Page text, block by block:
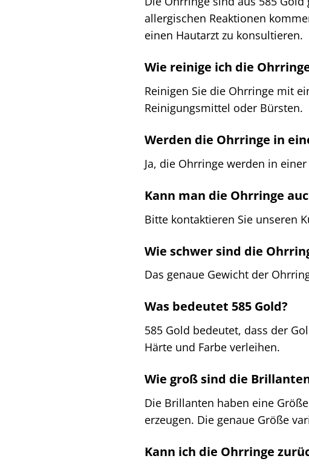
allergischen Reaktionen
einen Hautarzt zu konsultieren.
Wie reinige ich die
Reinigen Sie die Ohrringe mit
Reinigungsmittel oder Bürsten.
Werden die Ohrringe in
Ja, die Ohrringe werden in
Kann man die Ohrringe
Bitte kontaktieren Sie unseren
Wie schwer sind die
Das genaue Gewicht der
Was bedeutet 585 Gold?
585 Gold bedeutet, dass der
Härte und Farbe verleihen.
Wie groß sind die
Die Brillanten haben eine
erzeugen. Die genaue Größe
Kann ich die Ohrringe